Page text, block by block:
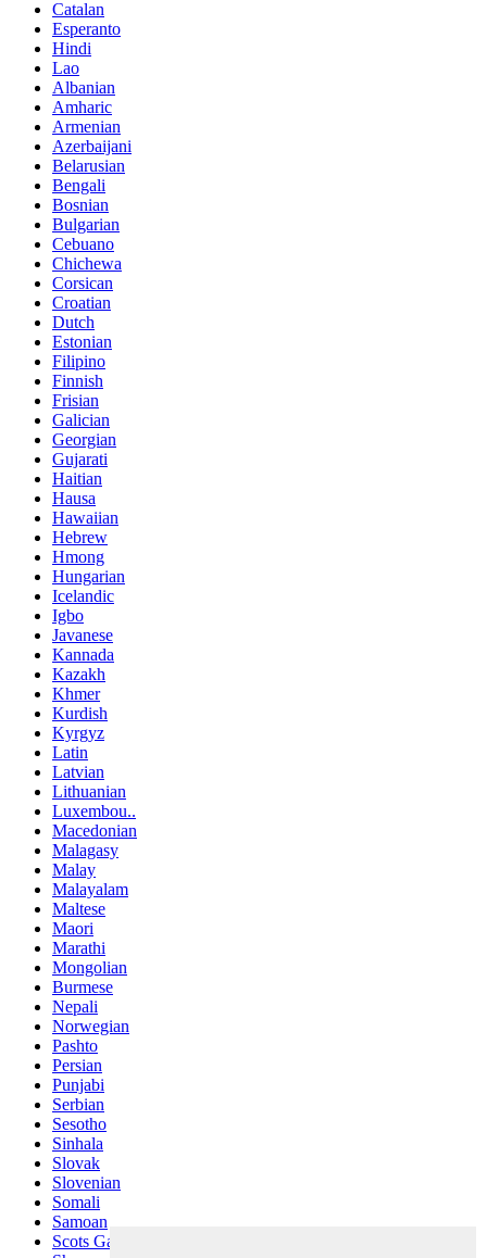
Catalan
Esperanto
Hindi
Lao
Albanian
Amharic
Armenian
Azerbaijani
Belarusian
Bengali
Bosnian
Bulgarian
Cebuano
Chichewa
Corsican
Croatian
Dutch
Estonian
Filipino
Finnish
Frisian
Galician
Georgian
Gujarati
Haitian
Hausa
Hawaiian
Hebrew
Hmong
Hungarian
Icelandic
Igbo
Javanese
Kannada
Kazakh
Khmer
Kurdish
Kyrgyz
Latin
Latvian
Lithuanian
Luxembou..
Macedonian
Malagasy
Malay
Malayalam
Maltese
Maori
Marathi
Mongolian
Burmese
Nepali
Norwegian
Pashto
Persian
Punjabi
Serbian
Sesotho
Sinhala
Slovak
Slovenian
Somali
Samoan
Scots Gaelic